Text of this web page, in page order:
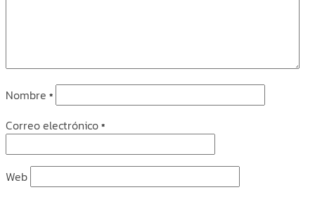
Nombre *
Correo electrónico *
Web